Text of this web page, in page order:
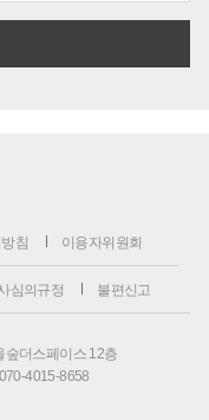
침 이용자위원회
심의규정 불편신고
숲더스페이스 12층
4015-8658